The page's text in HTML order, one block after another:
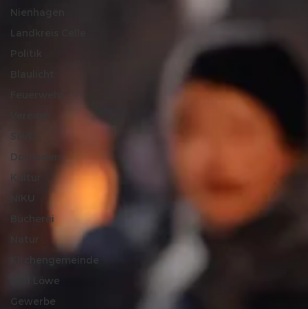
Nienhagen
Landkreis Celle
Politik
SoVD
Dorfladen
Kultur
Bücherei
Kirchengemeinde
NIKI Löwe
Gewerbe